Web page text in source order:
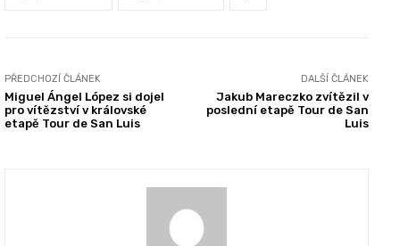
PŘEDCHOZÍ ČLÁNEK
Miguel Ángel López si dojel
pro vítězství v královské
etapě Tour de San Luis
DALŠÍ ČLÁNEK
Jakub Mareczko zvítězil v
poslední etapě Tour de San
Luis